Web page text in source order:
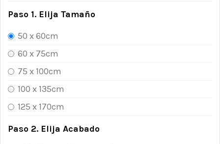
Paso 1. Elija Tamaño
50 x 60cm
60 x 75cm
75 x 100cm
100 x 135cm
125 x 170cm
Paso 2. Elija Acabado